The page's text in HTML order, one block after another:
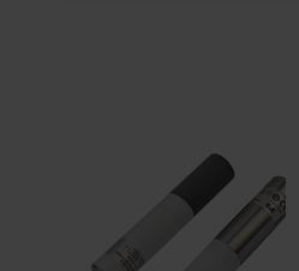
EE872 serie CO2
opnemers tot 3%